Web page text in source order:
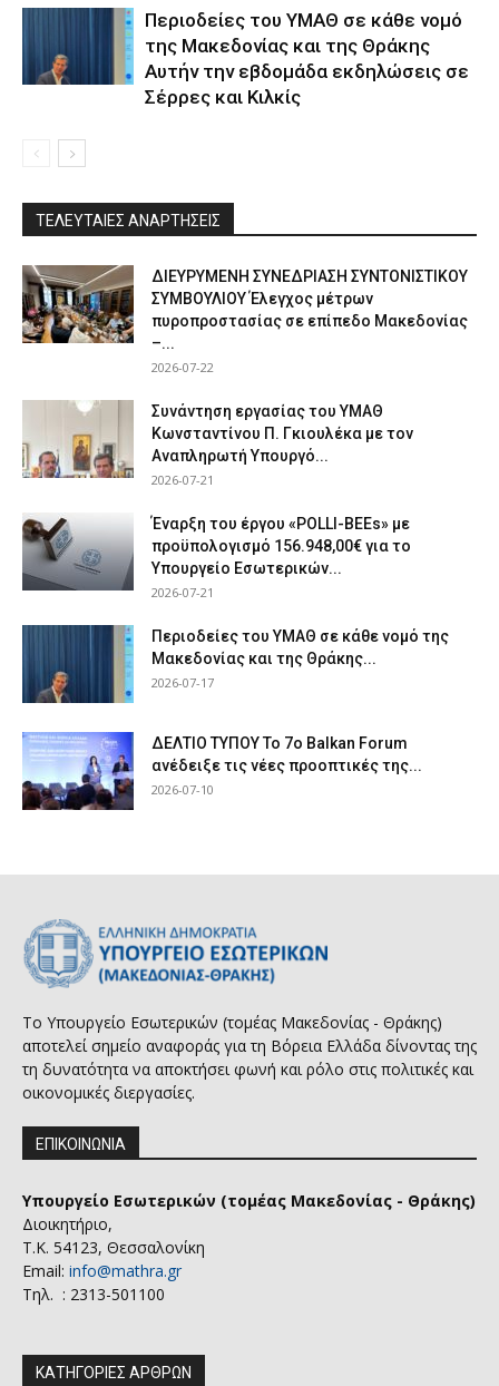
Περιοδείες του ΥΜΑΘ σε κάθε νομό
της Μακεδονίας και της Θράκης
Αυτήν την εβδομάδα εκδηλώσεις σε
Σέρρες και Κιλκίς
ΤΕΛΕΥΤΑΙΕΣ ΑΝΑΡΤΗΣΕΙΣ
ΔΙΕΥΡΥΜΕΝΗ ΣΥΝΕΔΡΙΑΣΗ ΣΥΝΤΟΝΙΣΤΙΚΟΥ
ΣΥΜΒΟΥΛΙΟΥ Έλεγχος μέτρων
πυροπροστασίας σε επίπεδο Μακεδονίας
–...
2026-07-22
Συνάντηση εργασίας του ΥΜΑΘ
Κωνσταντίνου Π. Γκιουλέκα με τον
Αναπληρωτή Υπουργό...
2026-07-21
Έναρξη του έργου «POLLI-BEEs» με
προϋπολογισμό 156.948,00€ για το
Υπουργείο Εσωτερικών...
2026-07-21
Περιοδείες του ΥΜΑΘ σε κάθε νομό της
Μακεδονίας και της Θράκης...
2026-07-17
ΔΕΛΤΙΟ ΤΥΠΟΥ Το 7ο Balkan Forum
ανέδειξε τις νέες προοπτικές της...
2026-07-10
Το Υπουργείο Εσωτερικών (τομέας Μακεδονίας - Θράκης)
αποτελεί σημείο αναφοράς για τη Βόρεια Ελλάδα δίνοντας της
τη δυνατότητα να αποκτήσει φωνή και ρόλο στις πολιτικές και
οικονομικές διεργασίες.
ΕΠΙΚΟΙΝΩΝΙΑ
Υπουργείο Εσωτερικών (τομέας Μακεδονίας - Θράκης)
Διοικητήριο,
Τ.Κ. 54123, Θεσσαλονίκη
Email: info@mathra.gr
Τηλ. : 2313-501100
ΚΑΤΗΓΟΡΙΕΣ ΑΡΘΡΩΝ